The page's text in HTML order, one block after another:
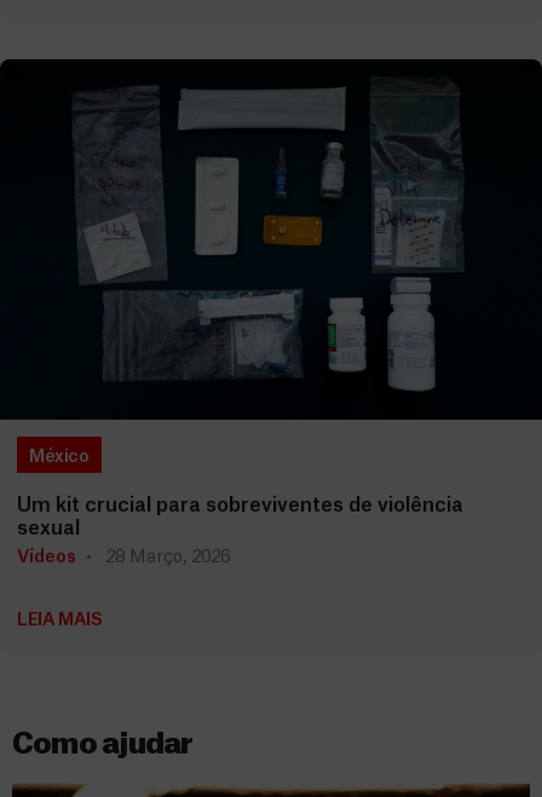
México
Um kit crucial para sobreviventes de violência
sexual
Vídeos 28 Março, 2026
LEIA MAIS
Como ajudar